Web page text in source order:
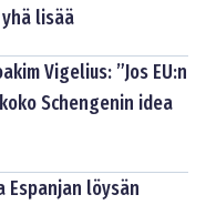
lisää
Vigelius: ”Jos EU:n
Schengenin idea
Espanjan löysän